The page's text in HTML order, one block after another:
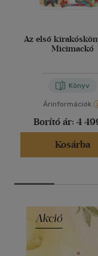
Az első
Micimackó
Könyv
Árinformációk
Borító ár: 4
Kosárba